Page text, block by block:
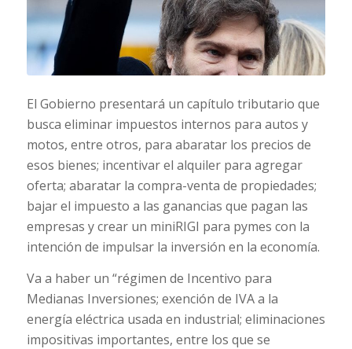
El Gobierno presentará un capítulo tributario que
busca eliminar impuestos internos para autos y
motos, entre otros, para abaratar los precios de
esos bienes; incentivar el alquiler para agregar
oferta; abaratar la compra-venta de propiedades;
bajar el impuesto a las ganancias que pagan las
empresas y crear un miniRIGI para pymes con la
intención de impulsar la inversión en la economía.
Va a haber un “régimen de Incentivo para
Medianas Inversiones; exención de IVA a la
energía eléctrica usada en industrial; eliminaciones
impositivas importantes, entre los que se